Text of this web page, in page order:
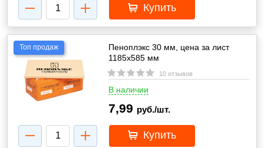
Купить
Топ продаж
Пеноплэкс 30 мм, цена за лист
1185х585 мм
10 отзывов
В наличии
7,99 руб./шт.
Купить